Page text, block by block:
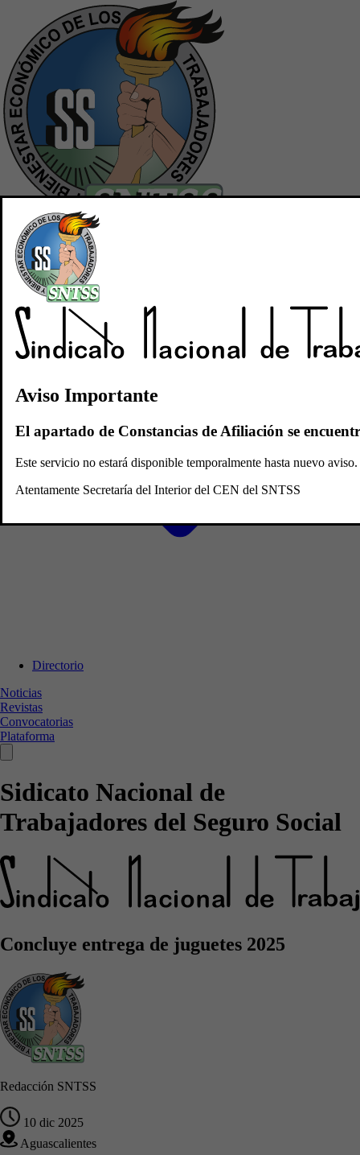
Inicio
Quiénes Somos
Directorio
Noticias
Revistas
Convocatorias
Plataforma
Sidicato Nacional de
Trabajadores del Seguro Social
Aviso Importante
El apartado de Constancias de Afiliación se
Este servicio no estará disponible temporalmente hasta nuevo
Atentamente Secretaría del Interior del CEN del SNTSS
Concluye entrega de juguetes 2025
Redacción SNTSS
10 dic 2025
Aguascalientes